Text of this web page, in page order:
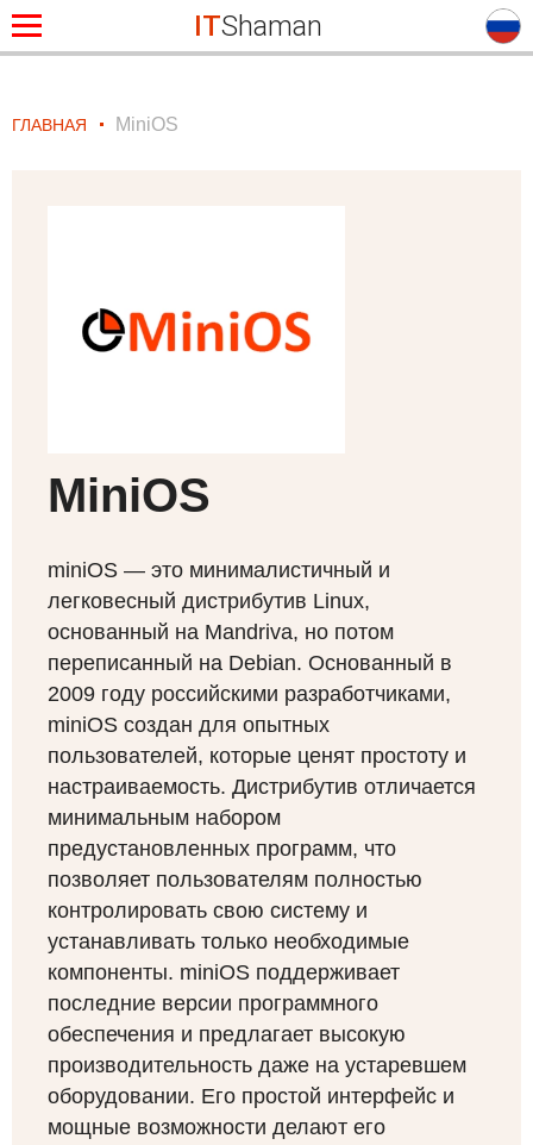
ITShaman
ГЛАВНАЯ MiniOS
MiniOS
miniOS — это минималистичный и
легковесный дистрибутив Linux,
основанный на Mandriva, но потом
переписанный на Debian. Основанный в
2009 году российскими разработчиками,
miniOS создан для опытных
пользователей, которые ценят простоту и
настраиваемость. Дистрибутив отличается
минимальным набором
предустановленных программ, что
позволяет пользователям полностью
контролировать свою систему и
устанавливать только необходимые
компоненты. miniOS поддерживает
последние версии программного
обеспечения и предлагает высокую
производительность даже на устаревшем
оборудовании. Его простой интерфейс и
мощные возможности делают его